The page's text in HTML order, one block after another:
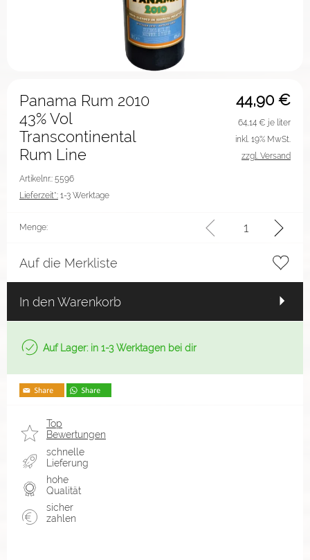
44,90 €
Panama Rum 2010
43% Vol
Transcontinental
Rum Line
Artikelnr.: 5596
Lieferzeit*: 1-3 Werktage
64,14 € je liter
inkl. 19% MwSt.
zzgl. Versand
Menge:
Auf die Merkliste
In den Warenkorb
Auf Lager: in 1-3 Werktagen bei dir
Top
Bewertungen
schnelle
Lieferung
hohe
Qualität
sicher
zahlen